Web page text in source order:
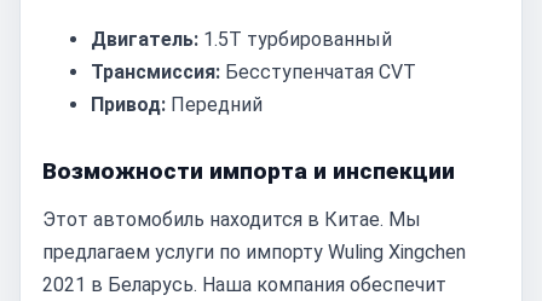
Двигатель: 1.5T турбированный
Трансмиссия: Бесступенчатая CVT
Привод: Передний
Возможности импорта и инспекции
Этот автомобиль находится в Китае. Мы
предлагаем услуги по импорту Wuling Xingchen
2021 в Беларусь. Наша компания обеспечит